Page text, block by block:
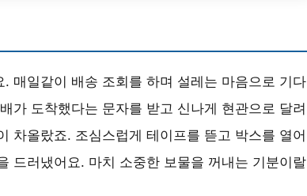
매일같이 배송 조회를 하며 설레는 마음으로 기다
가 도착했다는 문자를 받고 신나게 현관으로 달려
차올랐죠. 조심스럽게 테이프를 뜯고 박스를 열어
드러냈어요. 마치 소중한 보물을 꺼내는 기분이랄